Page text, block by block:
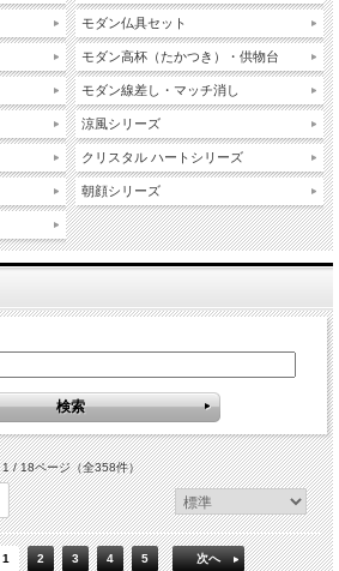
モダン仏具セット
モダン高杯（たかつき）・供物台
モダン線差し・マッチ消し
涼風シリーズ
クリスタル ハートシリーズ
朝顔シリーズ
1 / 18ページ（全358件）
1 2 3 4 5 次へ